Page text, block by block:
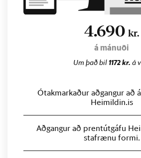
4.690 kr.
á mánuði
Um það bil1172 kr. á
Ótakmarkaður aðgangur að
Heimildin.is
Aðgangur að prentútgáfu
stafrænu formi.